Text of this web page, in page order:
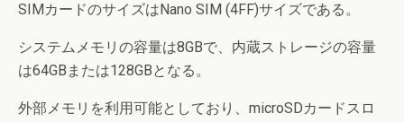
SIMカードのサイズはNano SIM (4FF)サイズである。
システムメモリの容量は8GBで、内蔵ストレージの容量
は64GBまたは128GBとなる。
外部メモリを利用可能としており、microSDカードスロ